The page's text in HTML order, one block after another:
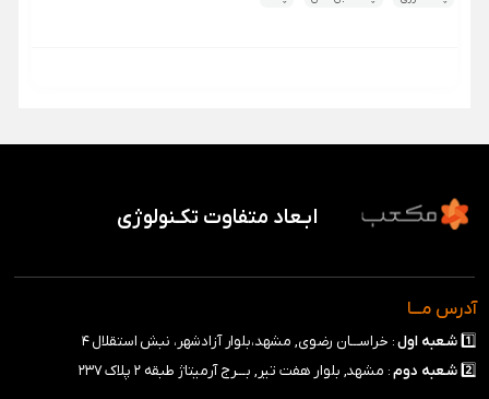
ابـعاد متفاوت تکـنولوژی
آدرس مـــا
1️⃣ شـعبه اول: خراســـان رضوی, مشهد،بلوار آزادشهر، نبش استقلال ۴
2️⃣ شـعبه دوم: مشهد, بلوار هفت تیر, بـــرج آرمیتاژ طبقه ۲ پلاک ۲۳۷